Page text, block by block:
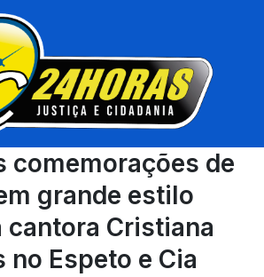
comemorações de
grande estilo
cantora Cristiana
no Espeto e Cia